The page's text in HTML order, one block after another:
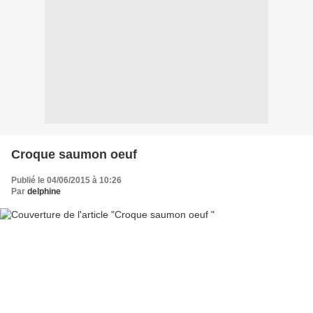
Croque saumon oeuf
Publié le 04/06/2015 à 10:26
Par delphine